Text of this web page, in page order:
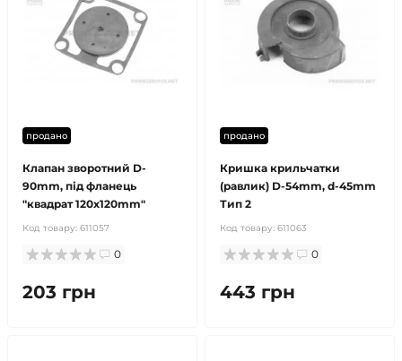
продано
Клапан зворотний D-
90mm, під фланець
"квадрат 120х120mm"
Код товару: 611057
0
203 грн
продано
Кришка крильчатки
(равлик) D-54mm, d-45mm
Тип 2
Код товару: 611063
0
443 грн